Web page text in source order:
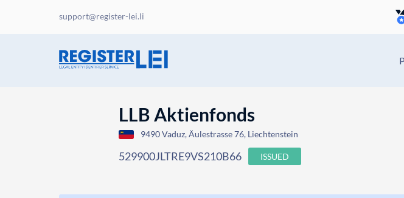
support@register-lei.li
LLB Aktienfonds
9490 Vaduz, Äulestrasse 76, Liechtenstein
529900JLTRE9VS210B66 ISSUED